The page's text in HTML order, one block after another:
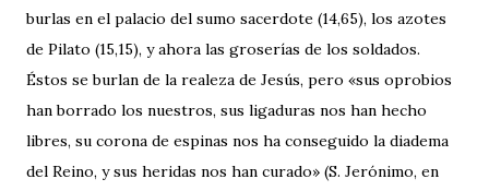
burlas en el palacio del sumo ­sacerdote (14,65), los azotes
de Pilato (15,15), y ahora las groserías de los soldados.
Éstos se burlan de la realeza de Jesús, pero «sus oprobios
han borrado los nuestros, sus ligaduras nos han hecho
libres, su corona de espinas nos ha conseguido la diadema
del Reino, y sus heridas nos han curado» (S. Jerónimo, en